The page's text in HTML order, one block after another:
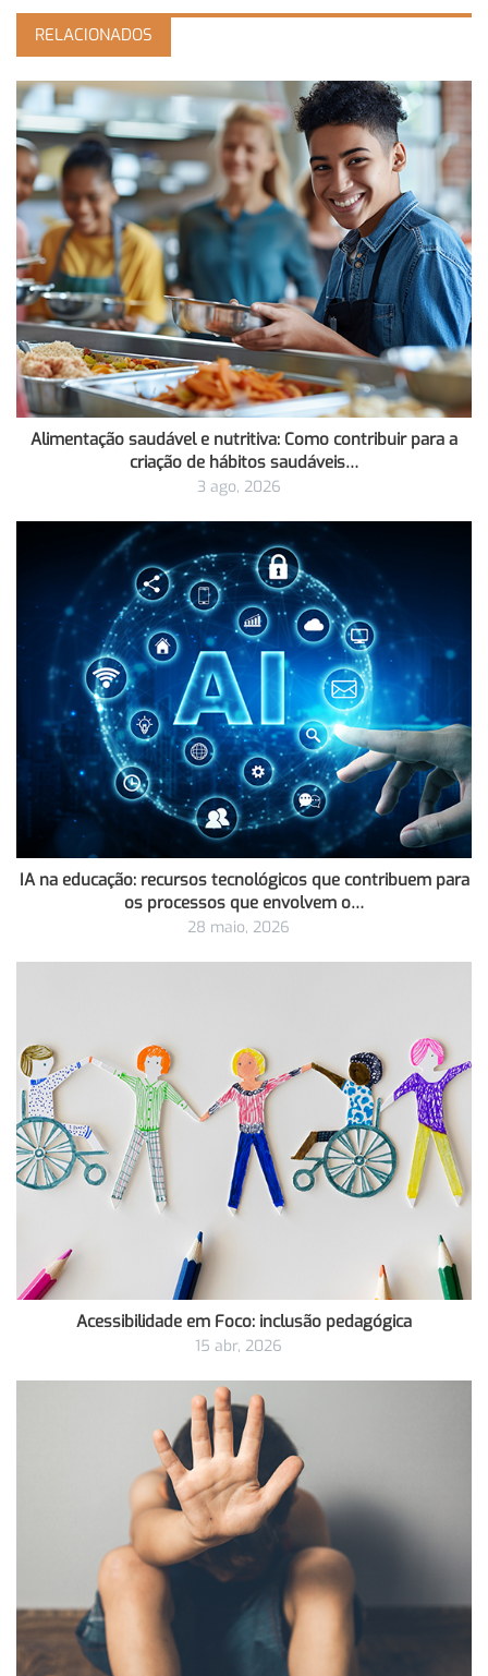
RELACIONADOS
Alimentação saudável e nutritiva: Como contribuir para a
criação de hábitos saudáveis…
3 ago, 2026
IA na educação: recursos tecnológicos que contribuem para
os processos que envolvem o…
28 maio, 2026
Acessibilidade em Foco: inclusão pedagógica
15 abr, 2026